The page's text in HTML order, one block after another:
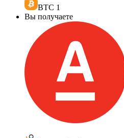
BTC 1
Вы получаете